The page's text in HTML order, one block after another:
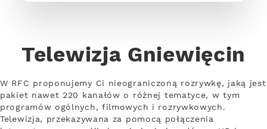
Telewizja Gniewięcin
W RFC proponujemy Ci nieograniczoną rozrywkę, jaką jest
pakiet nawet 220 kanałów o różnej tematyce, w tym
programów ogólnych, filmowych i rozrywkowych.
Telewizja, przekazywana za pomocą połączenia